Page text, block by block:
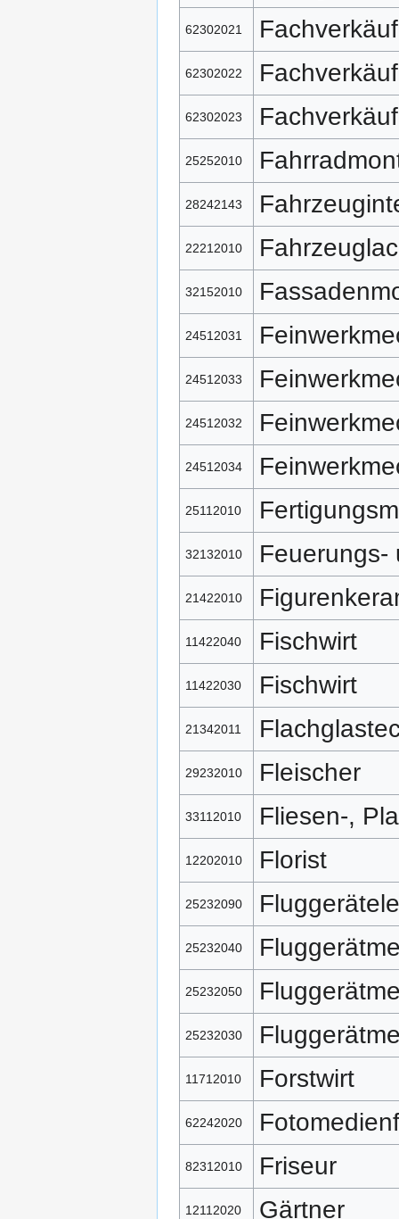
62302021
62302022
62302023
25252010
28242143
22212010
32152010
24512031
24512033
24512032
24512034
25112010
32132010 Feuerungs-
21422010
11422040 Fischwirt
11422030 Fischwirt
21342011
29232010 Fleischer
33112010 Fliesen-,
12202010 Florist
25232090
25232040
25232050
25232030
11712010 Forstwirt
62242020
82312010 Friseur
12112020 Gärtner